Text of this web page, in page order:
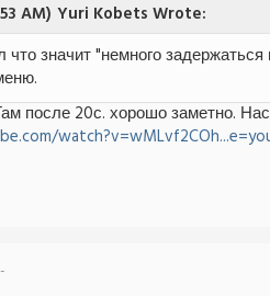
AM) Yuri Kobets Wrote:
что значит "немного
после 20с. хорошо заметно.